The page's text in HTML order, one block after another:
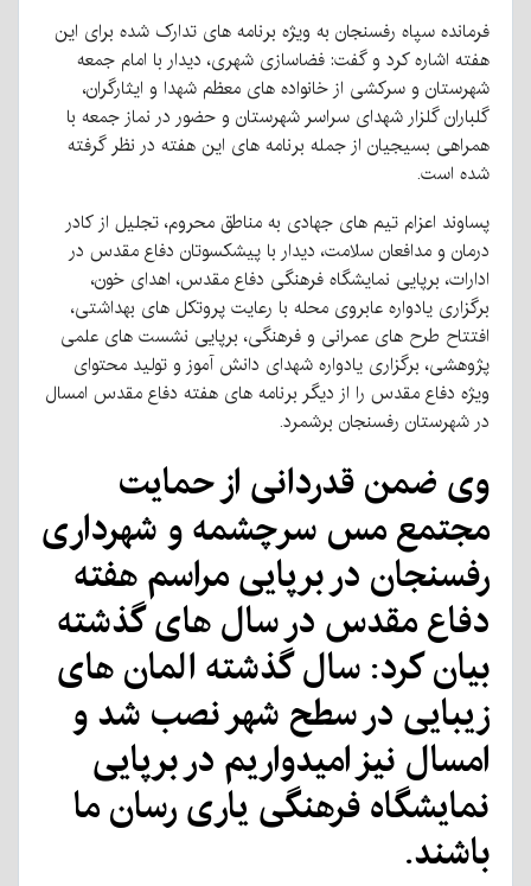
فرمانده سپاه رفسنجان به ویژه برنامه های تدارک شده برای این
هفته اشاره کرد و گفت: فضاسازی شهری، دیدار با امام جمعه
شهرستان و سرکشی از خانواده های معظم شهدا و ایثارگران،
گلباران گلزار شهدای سراسر شهرستان و حضور در نماز جمعه با
همراهی بسیجیان از جمله برنامه های این هفته در نظر گرفته
شده است.
پساوند اعزام تیم های جهادی به مناطق محروم، تجلیل از کادر
درمان و مدافعان سلامت، دیدار با پیشکسوتان دفاع مقدس در
ادارات، برپایی نمایشگاه فرهنگی دفاع مقدس، اهدای خون،
برگزاری یادواره عابروی محله با رعایت پروتکل های بهداشتی،
افتتاح طرح های عمرانی و فرهنگی، برپایی نشست های علمی
پژوهشی، برگزاری یادواره شهدای دانش آموز و تولید محتوای
ویژه دفاع مقدس را از دیگر برنامه های هفته دفاع مقدس امسال
در شهرستان رفسنجان برشمرد.
وی ضمن قدردانی از حمایت
مجتمع مس سرچشمه و شهرداری
رفسنجان در برپایی مراسم هفته
دفاع مقدس در سال های گذشته
بیان کرد: سال گذشته المان های
زیبایی در سطح شهر نصب شد و
امسال نیز امیدواریم در برپایی
نمایشگاه فرهنگی یاری رسان ما
باشند.